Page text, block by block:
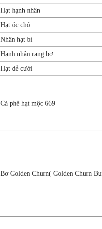
Hạt hạnh nhân
Hạt óc chó
Nhân hạt bí
Hạnh nhân rang bơ
Hạt dẻ cười
Cà phê hạt mộc 669
Bơ Golden Churn( Golden Churn